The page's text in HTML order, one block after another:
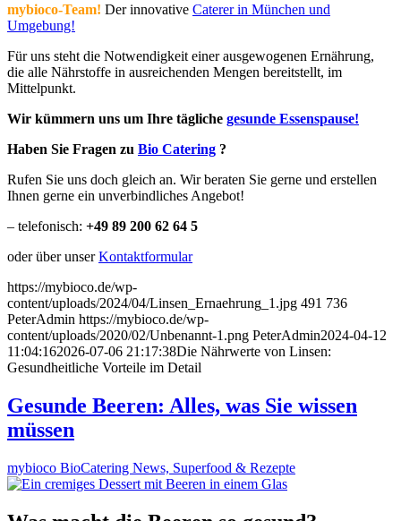
mybioco-Team! Der innovative Caterer in München und
Umgebung!
Für uns steht die Notwendigkeit einer ausgewogenen Ernährung,
die alle Nährstoffe in ausreichenden Mengen bereitstellt, im
Mittelpunkt.
Wir kümmern uns um Ihre tägliche gesunde Essenspause!
Haben Sie Fragen zu Bio Catering ?
Rufen Sie uns doch gleich an. Wir beraten Sie gerne und erstellen
Ihnen gerne ein unverbindliches Angebot!
– telefonisch: +49 89 200 62 64 5
oder über unserKontaktformular
https://mybioco.de/wp-
content/uploads/2024/04/Linsen_Ernaehrung_1.jpg 491 736
PeterAdmin https://mybioco.de/wp-
content/uploads/2020/02/Unbenannt-1.png PeterAdmin2024-04-12
11:04:162026-07-06 21:17:38Die Nährwerte von Linsen:
Gesundheitliche Vorteile im Detail
Gesunde Beeren: Alles, was Sie wissen
müssen
mybioco BioCatering News, Superfood & Rezepte